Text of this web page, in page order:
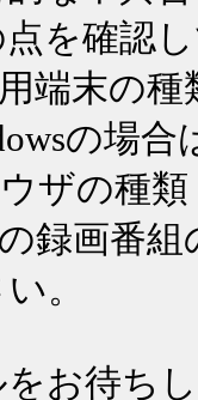
点を確認
端末の種
の場合
ザの種類
録画番
。
をお待ち